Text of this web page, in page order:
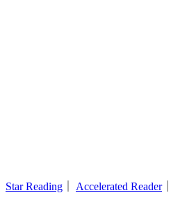
Star Reading Accelerated Reader｜